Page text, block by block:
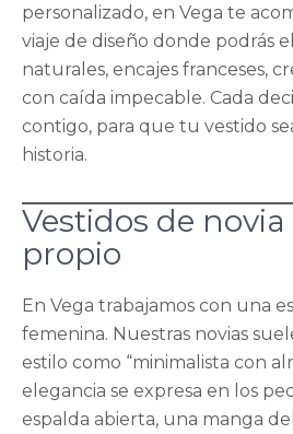
personalizado, en Vega te
viaje de diseño donde podrás
naturales, encajes franceses,
con caída impecable. Cada
contigo, para que tu vestido
historia.
Vestidos de
propio
En Vega trabajamos con una
femenina. Nuestras novias
estilo como “minimalista con
elegancia se expresa en los
espalda abierta, una manga